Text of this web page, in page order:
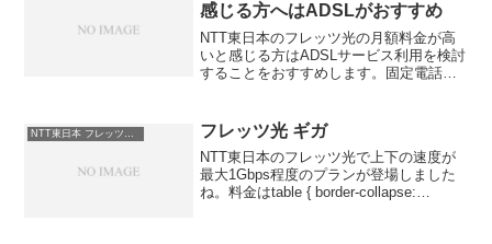
感じる方へはADSLがおすすめ
NTT東日本のフレッツ光の月額料金が高
いと感じる方はADSLサービス利用を検討
することをおすすめします。固定電話回
用できますよ。【参考】ADSL 最安値私
も...
フレッツ光 ギガ
NTT東日本のフレッツ光で上下の速度が
最大1Gbps程度のプランが登場しました
ね。料金はtable { border-collapse: